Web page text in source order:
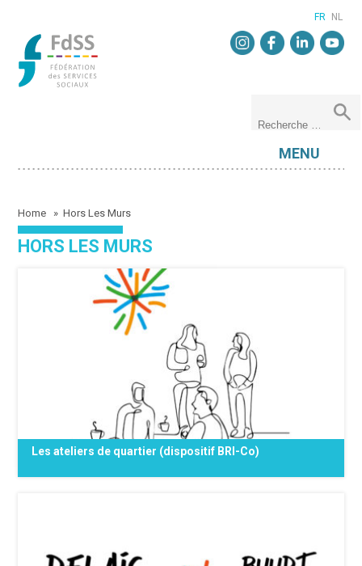
FR NL
MENU
Home »Hors Les Murs
HORS LES MURS
Les ateliers de quartier (dispositif BRI-Co)
le dispositif BRI-Co est un outil d’intervention